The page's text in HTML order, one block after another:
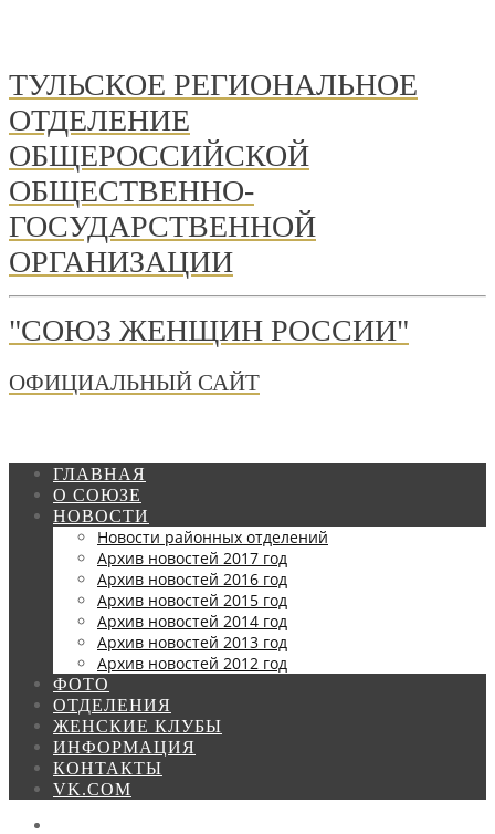
ТУЛЬСКОЕ РЕГИОНАЛЬНОЕ
ОТДЕЛЕНИЕ
ОБЩЕРОССИЙСКОЙ
ОБЩЕСТВЕННО-
ГОСУДАРСТВЕННОЙ
ОРГАНИЗАЦИИ
"СОЮЗ ЖЕНЩИН РОССИИ"
ОФИЦИАЛЬНЫЙ САЙТ
ГЛАВНАЯ
О СОЮЗЕ
НОВОСТИ
Новости районных отделений
Архив новостей 2017 год
Архив новостей 2016 год
Архив новостей 2015 год
Архив новостей 2014 год
Архив новостей 2013 год
Архив новостей 2012 год
ФОТО
ОТДЕЛЕНИЯ
ЖЕНСКИЕ КЛУБЫ
ИНФОРМАЦИЯ
КОНТАКТЫ
VK.COM